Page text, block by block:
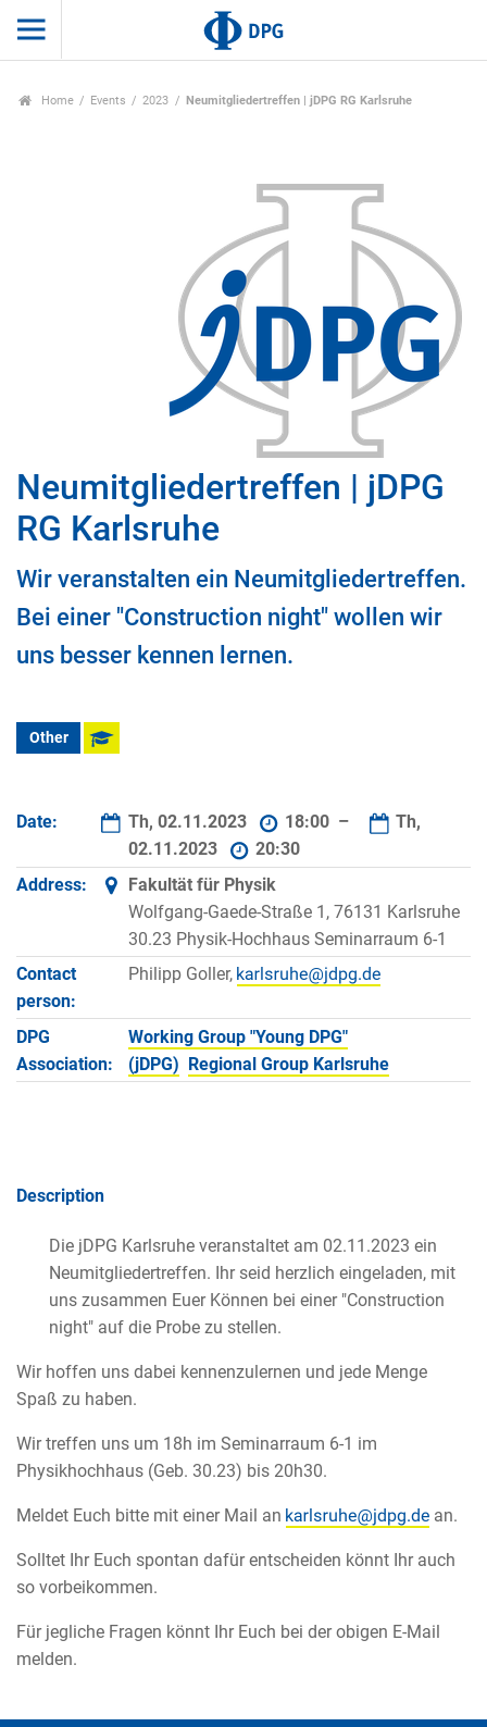
Home Events 2023 Neumitgliedertreffen | jDPG RG Karlsruhe
Neumitgliedertreffen | jDPG
RG Karlsruhe
Wir veranstalten ein Neumitgliedertreffen.
Bei einer "Construction night" wollen wir
uns besser kennen lernen.
Other
Date: Th, 02.11.2023 18:00 –
Th,
02.11.2023
20:30
Address:
Fakultät für Physik
Wolfgang-Gaede-Straße 1, 76131 Karlsruhe
30.23 Physik-Hochhaus Seminarraum 6-1
Contact
person:
Philipp Goller,
DPG
Association:
Working Group "Young DPG"
(jDPG) Regional Group Karlsruhe
Description
Die jDPG Karlsruhe veranstaltet am 02.11.2023 ein
Neumitgliedertreffen. Ihr seid herzlich eingeladen, mit
uns zusammen Euer Können bei einer "Construction
night" auf die Probe zu stellen.
Wir hoffen uns dabei kennenzulernen und jede Menge
Spaß zu haben.
Wir treffen uns um 18h im Seminarraum 6-1 im
Physikhochhaus (Geb. 30.23) bis 20h30.
Meldet Euch bitte mit einer Mail an an.
Solltet Ihr Euch spontan dafür entscheiden könnt Ihr auch
so vorbeikommen.
Für jegliche Fragen könnt Ihr Euch bei der obigen E-Mail
melden.